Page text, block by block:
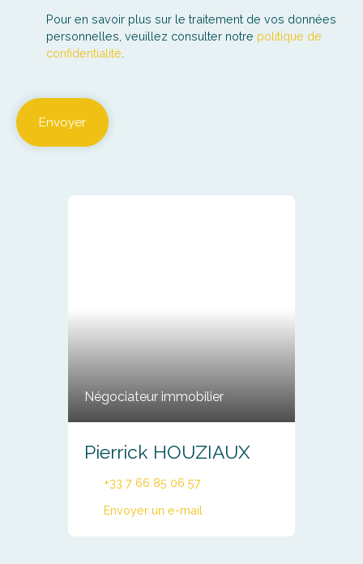
Pour en savoir plus sur le traitement de vos données
personnelles, veuillez consulter notre politique de
confidentialité
Envoyer
Négociateur immobilier
Pierrick HOUZIAUX
+33 7 66 85 06 57
Envoyer un e-mail